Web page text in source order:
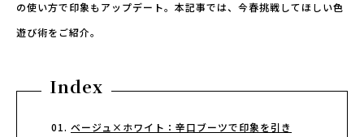
の使い方で印象もアップデート。本記事では、今春挑戦してほしい色
遊び術をご紹介。
Index
ベージュ×ホワイト：辛口ブーツで印象を引き